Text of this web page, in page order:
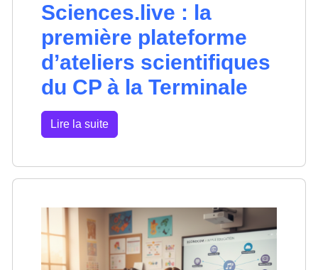
Sciences.live : la
première plateforme
d’ateliers scientifiques
du CP à la Terminale
Lire la suite